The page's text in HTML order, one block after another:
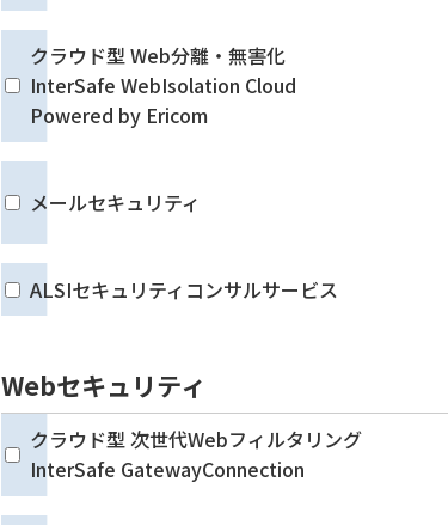
クラウド型 Web分離・無害化
InterSafe WebIsolation Cloud
Powered by Ericom
メールセキュリティ
ALSIセキュリティコンサルサービス
Webセキュリティ
クラウド型 次世代Webフィルタリング
InterSafe GatewayConnection